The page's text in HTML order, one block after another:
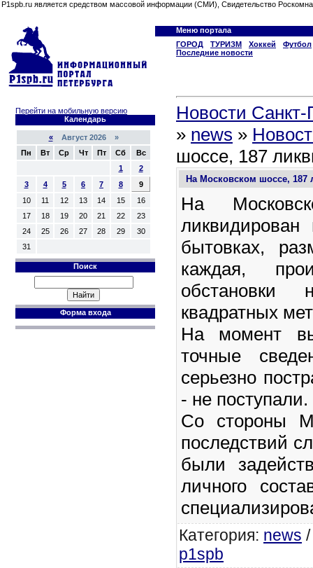
P1spb.ru является средством массовой информации (СМИ), Свидетельство
Меню портала
ГОРОД
ТУРИЗМ Хоккей
Футбол
Последние новости
Перейти на мобильную версию
Календарь
«Август 2026 »
Пн
Вт Ср Чт Пт Сб
Вс
1
2
3
4 5 6 7 8
9
10
11 12 13 14 15
16
17
18 19 20 21 22
23
24
25 26 27 28 29
30
31
Поиск
Форма входа
Новости Санкт-
» news »
шоссе, 187
На Московском шоссе, 187
На
бытовках,
каждая,
квадратных
На момент
точные
серьезно
- не поступали.
Со стороны
последствий
были
личного
Категория: news
p1spb